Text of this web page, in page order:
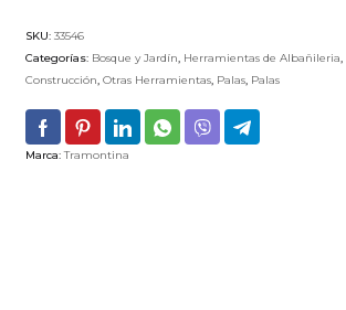
cm
cantidad
SKU: 33546
Categorías: Bosque y Jardín, Herramientas de Albañileria,
Construcción, Otras Herramientas, Palas, Palas
Marca:Tramontina